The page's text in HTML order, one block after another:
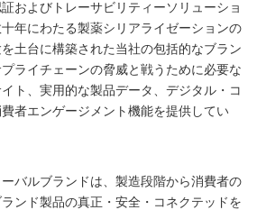
およびトレーサビリティーソリューショ
年にわたる製薬シリアライゼーションの
土台に構築された当社の包括的なブラン
プライチェーンの脅威と戦うために必要な
ト、実用的な製品データ、デジタル・コ
者エンゲージメント機能を提供してい
バルブランドは、製造段階から消費者の
ンド製品の真正・安全・コネクテッドを